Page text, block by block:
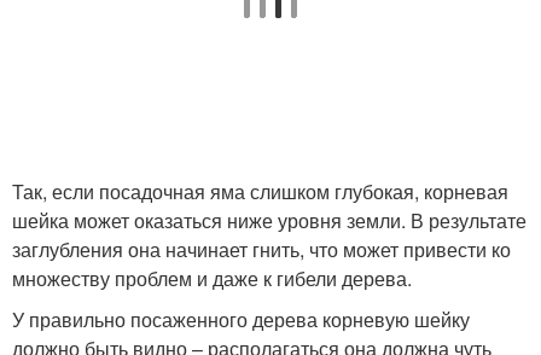
Так, если посадочная яма слишком глубокая, корневая
шейка может оказаться ниже уровня земли. В результате
заглубления она начинает гнить, что может привести ко
множеству проблем и даже к гибели дерева.
У правильно посаженного дерева корневую шейку
должно быть видно – располагаться она должна чуть